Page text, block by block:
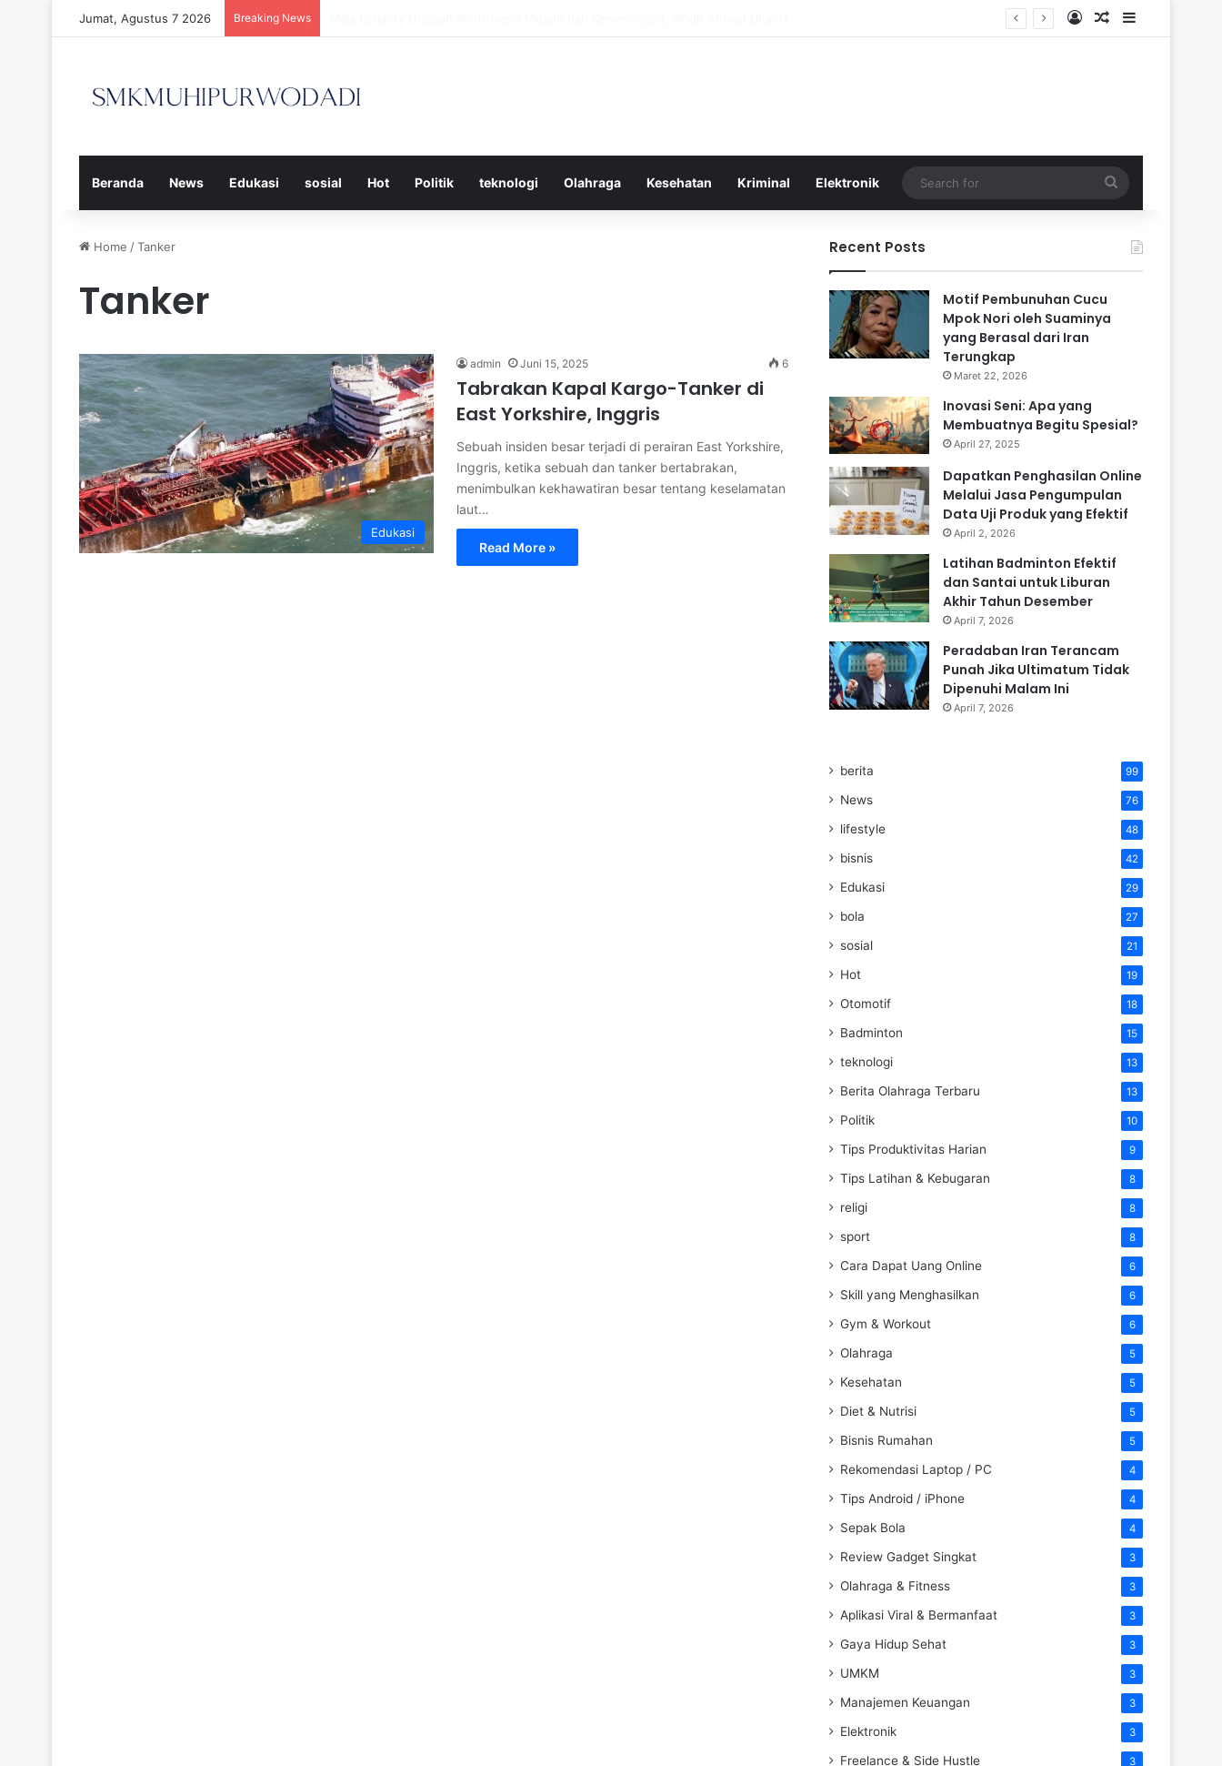
Jumat, Agustus 7 2026 Breaking News Log InRandom Article
Sidebar
Beranda News Edukasi sosial Hot Politik teknologi Olahraga Kesehatan Kriminal Elektronik
for
Home /Tanker
Tanker
Edukasi
admin Juni 15, 2025 6
Tabrakan Kapal Kargo-Tanker di
East Yorkshire, Inggris
Sebuah insiden besar terjadi di perairan East Yorkshire,
Inggris, ketika sebuah dan tanker bertabrakan,
menimbulkan kekhawatiran besar tentang keselamatan
laut…
Read More »
Recent Posts
Motif Pembunuhan Cucu
Mpok Nori oleh Suaminya
yang Berasal dari Iran
Terungkap
Maret 22, 2026
Inovasi Seni: Apa yang
Membuatnya Begitu Spesial?
April 27, 2025
Dapatkan Penghasilan Online
Melalui Jasa Pengumpulan
Data Uji Produk yang Efektif
April 2, 2026
Latihan Badminton Efektif
dan Santai untuk Liburan
Akhir Tahun Desember
April 7, 2026
Peradaban Iran Terancam
Punah Jika Ultimatum Tidak
Dipenuhi Malam Ini
April 7, 2026
berita 99
News 76
lifestyle 48
bisnis 42
Edukasi 29
bola 27
sosial 21
Hot 19
Otomotif 18
Badminton 15
teknologi 13
Berita Olahraga Terbaru 13
Politik 10
Tips Produktivitas Harian 9
Tips Latihan & Kebugaran 8
religi 8
sport 8
Cara Dapat Uang Online 6
Skill yang Menghasilkan 6
Gym & Workout 6
Olahraga 5
Kesehatan 5
Diet & Nutrisi 5
Bisnis Rumahan 5
Rekomendasi Laptop / PC 4
Tips Android / iPhone 4
Sepak Bola 4
Review Gadget Singkat 3
Olahraga & Fitness 3
Aplikasi Viral & Bermanfaat 3
Gaya Hidup Sehat 3
UMKM 3
Manajemen Keuangan 3
Elektronik 3
Freelance & Side Hustle 3